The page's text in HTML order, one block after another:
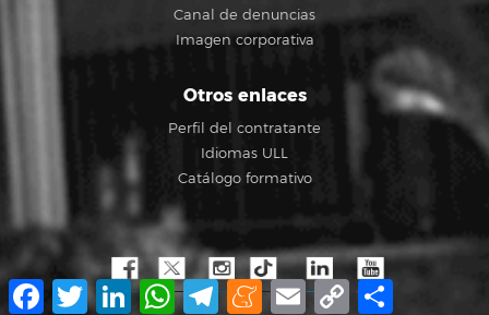
Canal de denuncias
Imagen corporativa
Otros enlaces
Perfil del contratante
Idiomas ULL
Catálogo formativo
Facebook
TwitterLinkedInWhatsApp
TelegramMeneame
Email Copy
Link